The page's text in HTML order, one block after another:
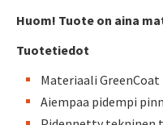
Huom! Tuote on aina
Tuotetiedot
Materiaali
Aiempaa pidempi